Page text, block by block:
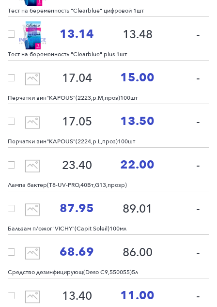
Тест на беременность "Clearblue" цифровой 1шт
Тест на беременность "Clearblue" plus 1шт
Перчатки вин"KAPOUS"(2223,р.M,проз)100шт
Перчатки вин"KAPOUS"(2224,р.L,проз)100шт
Лампа бактер(T8-UV-PRO,40Вт,G13,прозр)
Бальзам п/ожог"VICHY"(Capit Soleil)100мл
Средство дезинфицирующ(Deso C9,550055)5л
13.14
17.04
17.05
23.40
87.95
68.69
13.40
13.48
15.00
13.50
22.00
89.01
86.00
11.00
-
-
-
-
-
-
-